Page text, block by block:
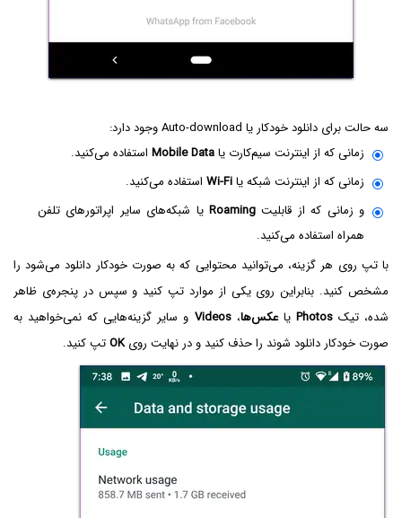
سه حالت برای دانلود خودکار یا Auto-download وجود دارد:
زمانی که از اینترنت سیم‌کارت یاMobile Data استفاده می‌کنید.
زمانی که از اینترنت شبکه یاWi-Fi استفاده می‌کنید.
و زمانی که از قابلیت Roaming یا شبکه‌های سایر اپراتورهای تلفن
همراه استفاده می‌کنید.
با تپ روی هر گزینه، می‌توانید محتوایی که به صورت خودکار دانلود می‌شود را
مشخص کنید. بنابراین روی یکی از موارد تپ کنید و سپس در پنجره‌ی ظاهر
شده، تیکPhotos یاعکس‌ها،Videos و سایر گزینه‌هایی که نمی‌خواهید به
صورت خودکار دانلود شوند را حذف کنید و در نهایت رویOKتپ کنید.